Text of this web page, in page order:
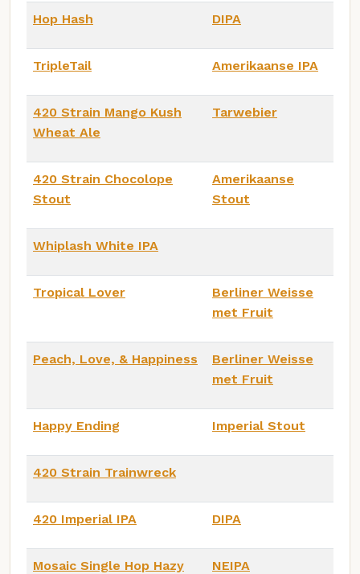
Hop Hash DIPA
TripleTail Amerikaanse IPA
420 Strain Mango Kush
Wheat Ale
Tarwebier
420 Strain Chocolope
Stout
Amerikaanse
Stout
Whiplash White IPA
Tropical Lover
Berliner Weisse
met Fruit
Peach, Love, & Happiness
Berliner Weisse
met Fruit
Happy Ending Imperial Stout
420 Strain Trainwreck
420 Imperial IPA DIPA
Mosaic Single Hop Hazy
NEIPA